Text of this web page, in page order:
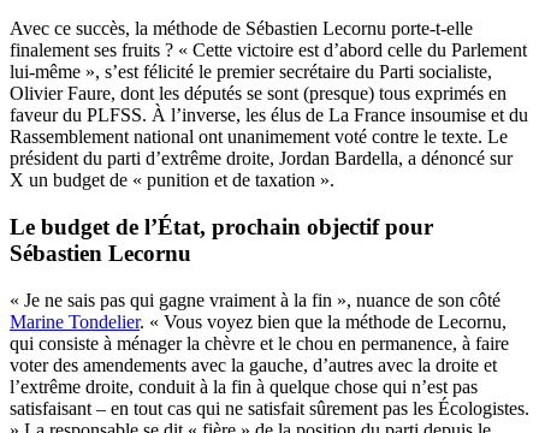
Avec ce succès, la méthode de Sébastien Lecornu porte-t-elle
finalement ses fruits ? « Cette victoire est d’abord celle du Parlement
lui-même », s’est félicité le premier secrétaire du Parti socialiste,
Olivier Faure, dont les députés se sont (presque) tous exprimés en
faveur du PLFSS. À l’inverse, les élus de La France insoumise et du
Rassemblement national ont unanimement voté contre le texte. Le
président du parti d’extrême droite, Jordan Bardella, a dénoncé sur
X un budget de « punition et de taxation ».
Le budget de l’État, prochain objectif pour
Sébastien Lecornu
« Je ne sais pas qui gagne vraiment à la fin », nuance de son côté
Marine Tondelier. « Vous voyez bien que la méthode de Lecornu,
qui consiste à ménager la chèvre et le chou en permanence, à faire
voter des amendements avec la gauche, d’autres avec la droite et
l’extrême droite, conduit à la fin à quelque chose qui n’est pas
satisfaisant – en tout cas qui ne satisfait sûrement pas les Écologistes.